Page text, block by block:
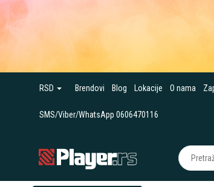
RSD Brendovi Blog Lokacije O nama
SMS/Viber/WhatsApp 0606470116